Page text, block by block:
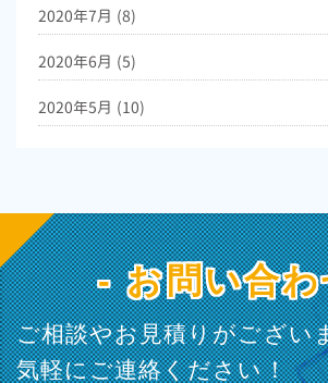
2020年7月 (8)
2020年6月 (5)
2020年5月 (10)
- お問い合
ご相談やお見積りがござい
気軽にご連絡ください！